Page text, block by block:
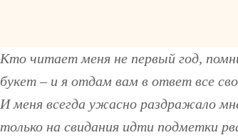
Кто читает меня не первый год,
букет – и я отдам вам в ответ все
И меня всегда ужасно раздражало
только на свидания идти подметки